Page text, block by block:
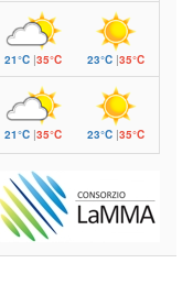
21°C|35°C 23°C |35°C
21°C|35°C 23°C |35°C